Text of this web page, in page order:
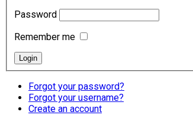
Password
Remember me
Forgot your password?
Forgot your username?
Create an account